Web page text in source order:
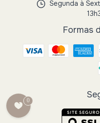
Segunda à
Formas
0